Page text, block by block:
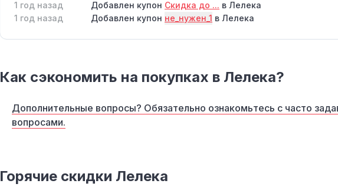
1 год назад Добавлен купон Скидка до ... в Лелека
1 год назад
Добавлен купон не_нужен_1 в Лелека
Как сэкономить на покупках в Лелека?
Дополнительные вопросы? Обязательно ознакомьтесь с часто
вопросами.
Горячие скидки Лелека